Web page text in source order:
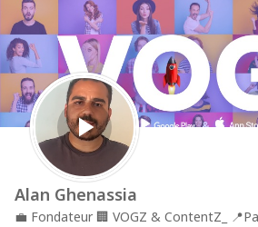
Alan Ghenassia
💼 Fondateur 🏢 VOGZ & ContentZ_ 📍